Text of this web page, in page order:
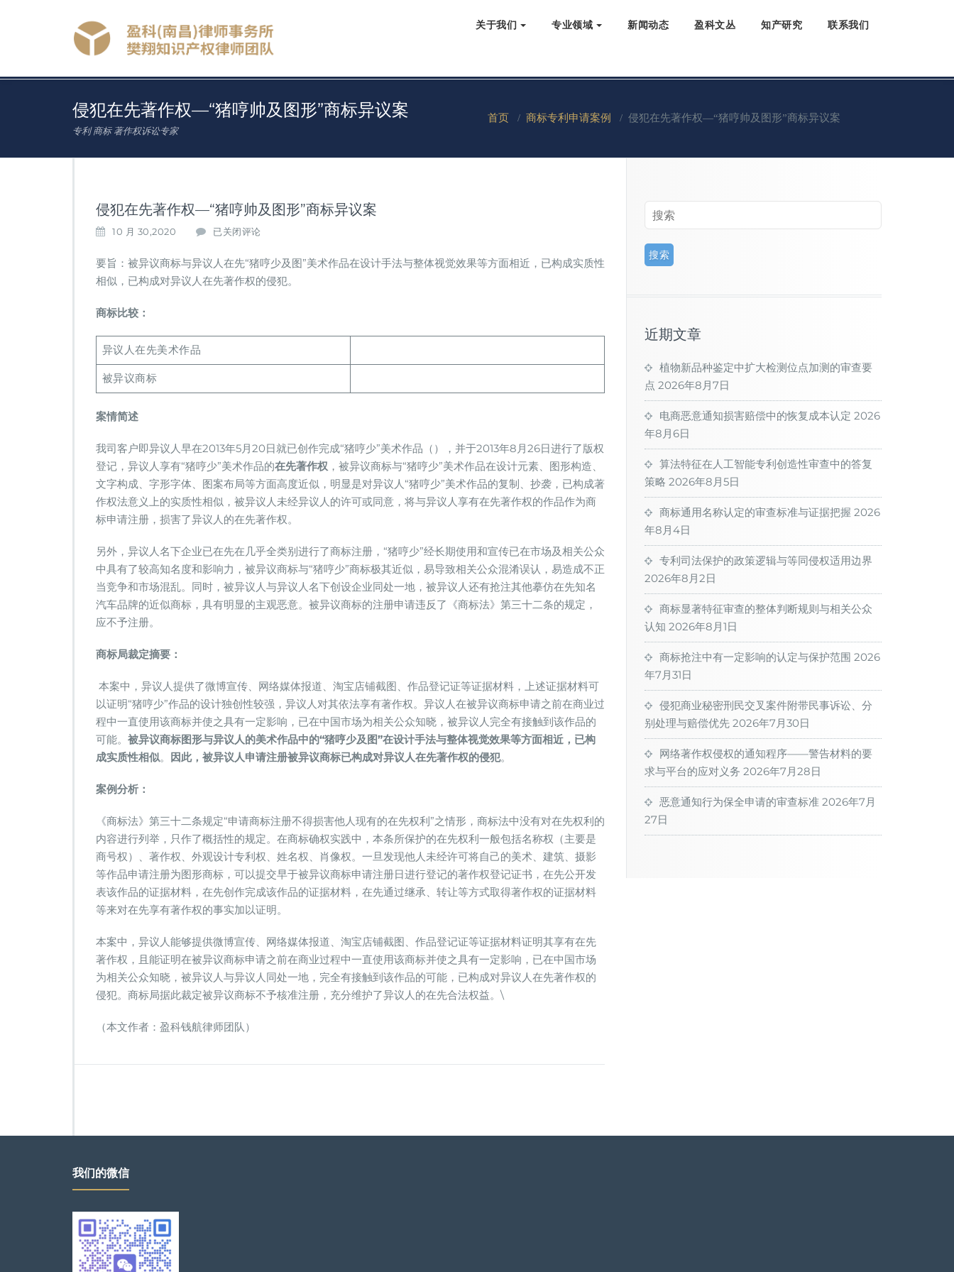
关于我们 专业领域 新闻动态 盈科文丛 知产研究 联系我们
侵犯在先著作权—“猪哼帅及图形”商标异议案
专利 商标 著作权诉讼专家
首页 / 商标专利申请案例 / 侵犯在先著作权—“猪哼帅及图形”商标异议案
侵犯在先著作权—“猪哼帅及图形”商标异议案
10 月 30,2020
侵
在
先
著
标
异
议
案
已关闭评论
要旨：被异议商标与异议人在先“猪哼少及图”美术作品在设计手法与整体视觉效果等方面相近，已构成实质性
相似，已构成对异议人在先著作权的侵犯。
商标比较：
异议人在先美术作品
被异议商标
案情简述
我司客户即异议人早在2013年5月20日就已创作完成“猪哼少”美术作品（），并于2013年8月26日进行了版权
登记，异议人享有“猪哼少”美术作品的在先著作权 ，被异议商标与“猪哼少”美术作品在设计元素、图形构造、
文字构成、字形字体、图案布局等方面高度近似，明显是对异议人“猪哼少”美术作品的复制、抄袭，已构成著
作权法意义上的实质性相似，被异议人未经异议人的许可或同意，将与异议人享有在先著作权的作品作为商
标申请注册，损害了异议人的在先著作权。
另外，异议人名下企业已在先在几乎全类别进行了商标注册，“猪哼少”经长期使用和宣传已在市场及相关公众
中具有了较高知名度和影响力，被异议商标与“猪哼少”商标极其近似，易导致相关公众混淆误认，易造成不正
当竞争和市场混乱。同时，被异议人与异议人名下创设企业同处一地，被异议人还有抢注其他摹仿在先知名
汽车品牌的近似商标，具有明显的主观恶意。被异议商标的注册申请违反了《商标法》第三十二条的规定，
应不予注册。
商标局裁定摘要：
本案中，异议人提供了微博宣传、网络媒体报道、淘宝店铺截图、作品登记证等证据材料，上述证据材料可
以证明“猪哼少”作品的设计独创性较强，异议人对其依法享有著作权。异议人在被异议商标申请之前在商业过
程中一直使用该商标并使之具有一定影响，已在中国市场为相关公众知晓，被异议人完全有接触到该作品的
可能。 被异议商标图形与异议人的美术作品中的“猪哼少及图”在设计手法与整体视觉效果等方面相近，已构
成实质性相似。 因此，被异议人申请注册被异议商标已构成对异议人在先著作权的侵犯。
案例分析：
《商标法》第三十二条规定“申请商标注册不得损害他人现有的在先权利”之情形，商标法中没有对在先权利的
内容进行列举，只作了概括性的规定。在商标确权实践中，本条所保护的在先权利一般包括名称权（主要是
商号权）、著作权、外观设计专利权、姓名权、肖像权。一旦发现他人未经许可将自己的美术、建筑、摄影
等作品申请注册为图形商标，可以提交早于被异议商标申请注册日进行登记的著作权登记证书，在先公开发
表该作品的证据材料，在先创作完成该作品的证据材料，在先通过继承、转让等方式取得著作权的证据材料
等来对在先享有著作权的事实加以证明。
本案中，异议人能够提供微博宣传、网络媒体报道、淘宝店铺截图、作品登记证等证据材料证明其享有在先
著作权，且能证明在被异议商标申请之前在商业过程中一直使用该商标并使之具有一定影响，已在中国市场
为相关公众知晓，被异议人与异议人同处一地，完全有接触到该作品的可能，已构成对异议人在先著作权的
侵犯。商标局据此裁定被异议商标不予核准注册，充分维护了异议人的在先合法权益。\
（本文作者：盈科钱航律师团队）
近期文章
植物新品种鉴定中扩大检测位点加测的审查要
点 2026年8月7日
电商恶意通知损害赔偿中的恢复成本认定 2026
年8月6日
算法特征在人工智能专利创造性审查中的答复
策略 2026年8月5日
商标通用名称认定的审查标准与证据把握 2026
年8月4日
专利司法保护的政策逻辑与等同侵权适用边界
2026年8月2日
商标显著特征审查的整体判断规则与相关公众
认知 2026年8月1日
商标抢注中有一定影响的认定与保护范围 2026
年7月31日
侵犯商业秘密刑民交叉案件附带民事诉讼、分
别处理与赔偿优先 2026年7月30日
网络著作权侵权的通知程序——警告材料的要
求与平台的应对义务 2026年7月28日
恶意通知行为保全申请的审查标准 2026年7月
27日
我们的微信